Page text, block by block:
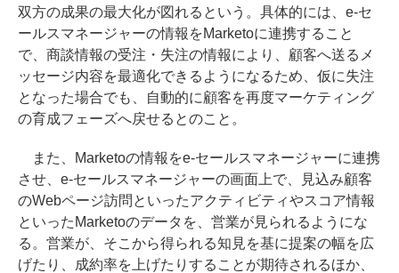
双方の成果の最大化が図れるという。具体的には、e-セ
ールスマネージャーの情報をMarketoに連携すること
で、商談情報の受注・失注の情報により、顧客へ送るメ
ッセージ内容を最適化できるようになるため、仮に失注
となった場合でも、自動的に顧客を再度マーケティング
の育成フェーズへ戻せるとのこと。
また、Marketoの情報をe-セールスマネージャーに連携
させ、e-セールスマネージャーの画面上で、見込み顧客
のWebページ訪問といったアクティビティやスコア情報
といったMarketoのデータを、営業が見られるようにな
る。営業が、そこから得られる知見を基に提案の幅を広
げたり、成約率を上げたりすることが期待されるほか、